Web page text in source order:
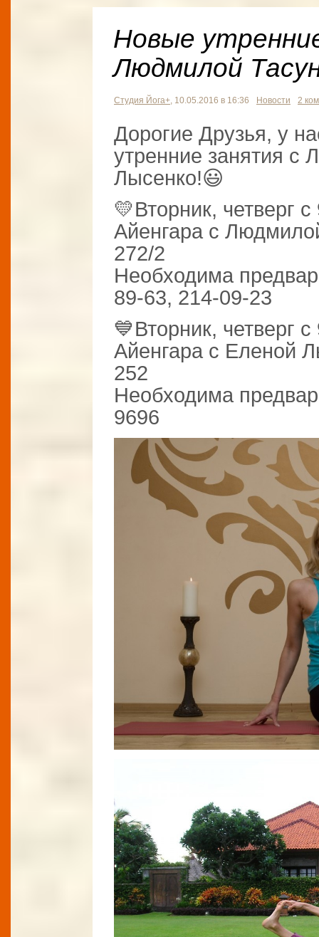
Новые
Людмилой
Студия Йога+ , 10.05.2016 в 16:36 Новости 2
Дорогие Друзья, у
утренние занятия с
Лысенко!😃
💛Вторник, четверг
Айенгара с
272/2
Необходима
89-63, 214-09-23
💙Вторник, четверг
Айенгара с Еленой
252
Необходима
9696